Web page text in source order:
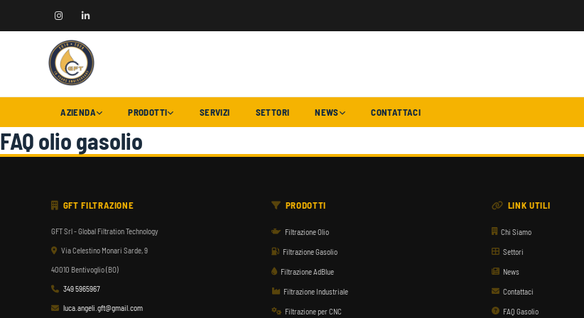
AZIENDA PRODOTTI SERVIZI SETTORI NEWS CONTATTACI
FAQ olio gasolio
GFT FILTRAZIONE
GFT Srl - Global Filtration Technology
Via Celestino Monari Sarde, 9
40010 Bentivoglio (BO)
349 5965967
luca.angeli.gft@gmail.com
PRODOTTI
Filtrazione Olio
Filtrazione Gasolio
Filtrazione AdBlue
Filtrazione Industriale
Filtrazione per CNC
LINK UTILI
Chi Siamo
Settori
News
Contattaci
FAQ Gasolio